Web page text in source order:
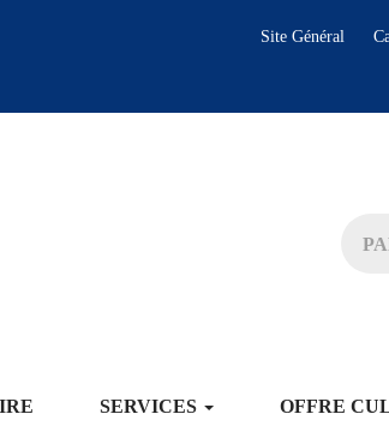
Site Général
SERVICES OFFRE